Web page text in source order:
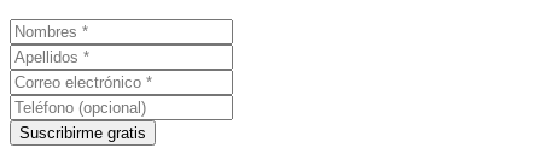
Suscribirme gratis